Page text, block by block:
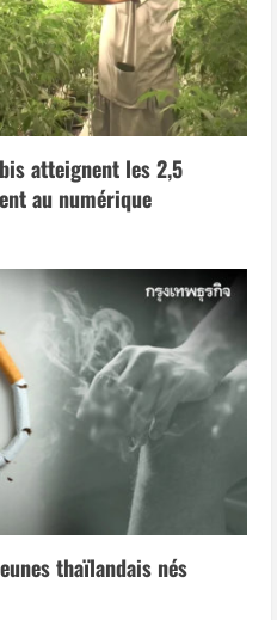
atteignent les 2,5
au numérique
thaïlandais nés